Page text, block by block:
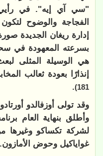
"سي آي إيه". في رأيي
الفجاجة والوضوح
إدارة ريغان الجديدة
بسرعته المعهودة في
هي الوسيلة المثلى
إنذارًا بعودة ثعالب
181)
.
وقد تولى أوزفالدو
وأطلق بنهاية العام
لشركة تكساكو وغيرها
غواياكيل وحوض الأمازون.